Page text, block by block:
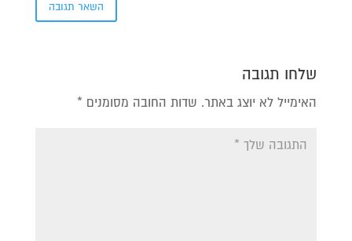
השאר תגובה
שלחו תגובה
האימייל לא יוצג באתר. שדות החובה מסומנים *